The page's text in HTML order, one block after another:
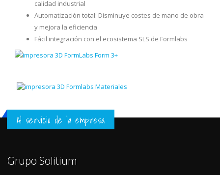
calidad industrial
Automatización total: Disminuye costes de mano de obra
y mejora la eficiencia
Fácil integración con el ecosistema SLS de Formlabs
Al servicio de la empresa
Grupo Solitium